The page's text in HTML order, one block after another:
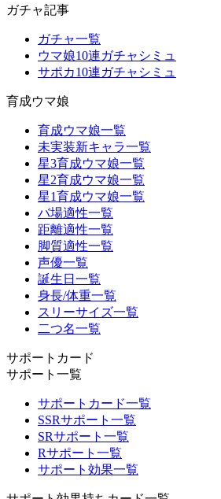
ガチャ記事
ガチャ一覧
ウマ娘10連ガチャシミュ
サポカ10連ガチャシミュ
育成ウマ娘
育成ウマ娘一覧
未実装新キャラ一覧
星3育成ウマ娘一覧
星2育成ウマ娘一覧
星1育成ウマ娘一覧
バ場適性一覧
距離適性一覧
脚質適性一覧
声優一覧
誕生日一覧
身長/体重一覧
スリーサイズ一覧
二つ名一覧
サポートカード
サポート一覧
サポートカード一覧
SSRサポート一覧
SRサポート一覧
Rサポート一覧
サポート効果一覧